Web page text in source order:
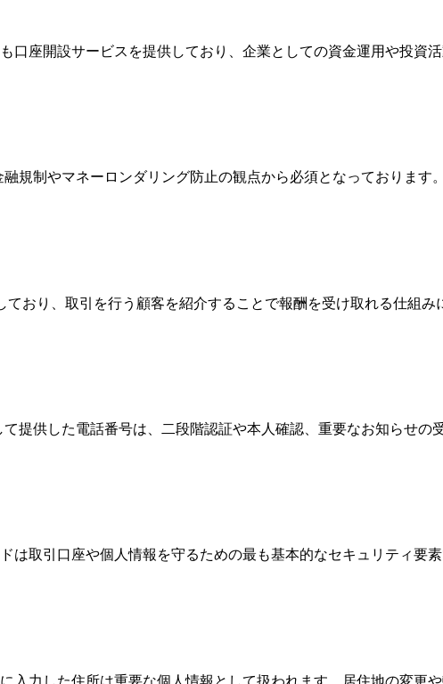
座開設サービスを提供しており、企業としての資金運用や投資
規制やマネーロンダリング防止の観点から必須となっております
おり、取引を行う顧客を紹介することで報酬を受け取れる仕組
提供した電話番号は、二段階認証や本人確認、重要なお知らせの
は取引口座や個人情報を守るための最も基本的なセキュリティ要
入力した住所は重要な個人情報として扱われます。居住地の変更